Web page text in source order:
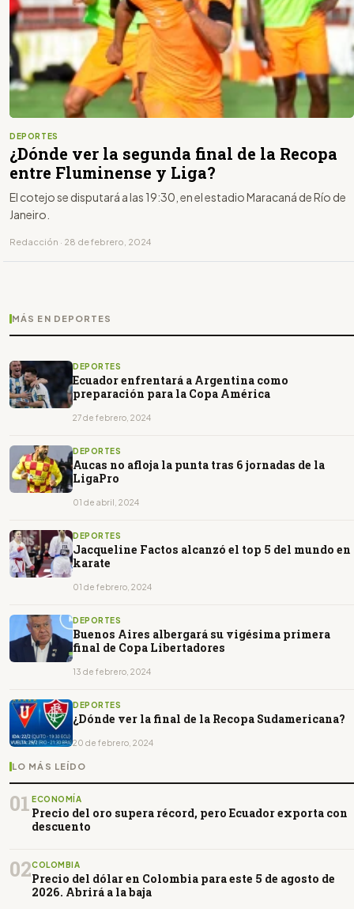
DEPORTES
¿Dónde ver la segunda final de la Recopa
entre Fluminense y Liga?
El cotejo se disputará a las 19:30, en el estadio Maracaná de Río de
Janeiro.
Redacción · 28 de febrero, 2024
MÁS EN DEPORTES
DEPORTES
Ecuador enfrentará a Argentina como
preparación para la Copa América
27 de febrero, 2024
DEPORTES
Aucas no afloja la punta tras 6 jornadas de la
LigaPro
01 de abril, 2024
DEPORTES
Jacqueline Factos alcanzó el top 5 del mundo en
karate
01 de febrero, 2024
DEPORTES
Buenos Aires albergará su vigésima primera
final de Copa Libertadores
13 de febrero, 2024
DEPORTES
¿Dónde ver la final de la Recopa Sudamericana?
20 de febrero, 2024
LO MÁS LEÍDO
01 ECONOMÍA
Precio del oro supera récord, pero Ecuador exporta con
descuento
02COLOMBIA
Precio del dólar en Colombia para este 5 de agosto de
2026. Abrirá a la baja